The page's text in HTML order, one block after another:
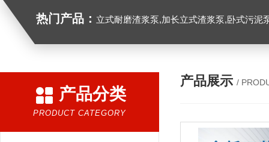
热门产品： 立式耐磨渣浆泵,加长立式渣浆泵,卧式污泥
产品分类
PRODUCT CATEGORY
产品展示 /